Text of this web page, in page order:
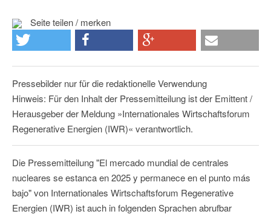
Seite teilen / merken
Pressebilder nur für die redaktionelle Verwendung
Hinweis: Für den Inhalt der Pressemitteilung ist der Emittent /
Herausgeber der Meldung »Internationales Wirtschaftsforum
Regenerative Energien (IWR)« verantwortlich.
Die Pressemitteilung "El mercado mundial de centrales
nucleares se estanca en 2025 y permanece en el punto más
bajo" von Internationales Wirtschaftsforum Regenerative
Energien (IWR) ist auch in folgenden Sprachen abrufbar